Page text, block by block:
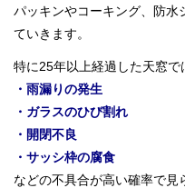
パッキンやコーキング、防水
ていきます。
特に25年以上経過した天窓で
・雨漏りの発生
・ガラスのひび割れ
・開閉不良
・サッシ枠の腐食
などの不具合が高い確率で見